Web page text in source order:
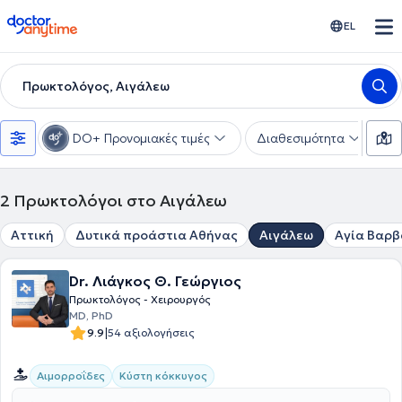
doctoranytime EL
Πρωκτολόγος, Αιγάλεω
DO+ Προνομιακές τιμές Διαθεσιμότητα
2 Πρωκτολόγοι στο Αιγάλεω
Αττική Δυτικά προάστια Αθήνας Αιγάλεω Αγία
Dr. Λιάγκος Θ. Γεώργιος
Πρωκτολόγος - Χειρουργός
MD, PhD
9.9|54 αξιολογήσεις
Αιμορροΐδες Κύστη κόκκυγος